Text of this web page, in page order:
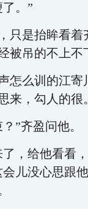
。”
只是抬眸看着
被吊的不上不
怎么训的江寄
来，勾人的很。
”齐盈问他。
了，给他看看
会儿没心思跟